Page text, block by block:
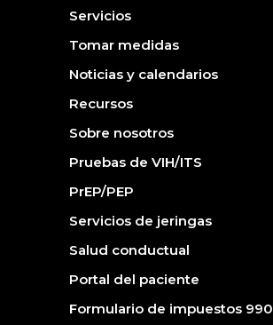
Servicios
Tomar medidas
Noticias y calendarios
Recursos
Sobre nosotros
Pruebas de VIH/ITS
PrEP/PEP
Servicios de jeringas
Salud conductual
Portal del paciente
Formulario de impuestos 990